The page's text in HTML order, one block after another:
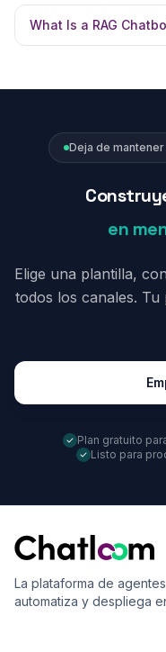
What Is a RAG
Deja de
en
Elige una plantilla,
todos los canales.
Plan gratuito
Listo para
La plataforma de
automatiza y despliega